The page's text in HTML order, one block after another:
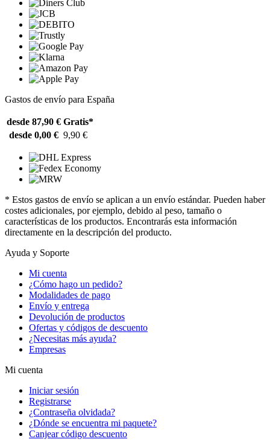
Gastos de envío para España
desde 87,90 € Gratis*
desde 0,00 € 9,90 €
* Estos gastos de envío se aplican a un envío estándar. Pueden haber
costes adicionales, por ejemplo, debido al peso, tamaño o
características de los productos. Encontrarás esta información
directamente en la descripción del producto.
Ayuda y Soporte
Mi cuenta
¿Cómo hago un pedido?
Modalidades de pago
Envío y entrega
Devolución de productos
Ofertas y códigos de descuento
¿Necesitas más ayuda?
Empresas
Mi cuenta
Iniciar sesión
Registrarse
¿Contraseña olvidada?
¿Dónde se encuentra mi paquete?
Canjear código descuento